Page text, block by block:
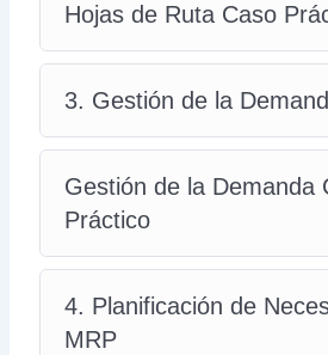
Hojas de Ruta Caso
3. Gestión de la
Gestión de la Demanda
Práctico
4. Planificación de
MRP